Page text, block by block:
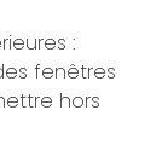
:
fenêtres
hors